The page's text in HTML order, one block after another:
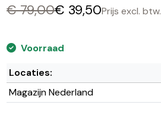
€ 79,00€ 39,50Prijs excl. btw.
Voorraad
Locaties:
Magazijn Nederland